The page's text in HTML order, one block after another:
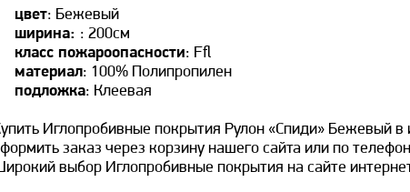
цвет: Бежевый
ширина: : 200см
класс пожароопасности: Ffl
материал: 100% Полипропилен
подложка: Клеевая
Иглопробивные покрытия Рулон «Спиди» Бежевый
заказ через корзину нашего сайта или по
выбор Иглопробивные покрытия на сайте